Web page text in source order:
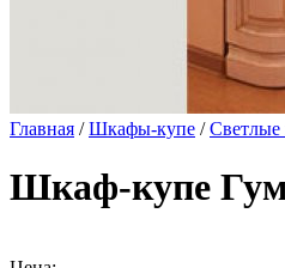
Главная /Шкафы-купе /
Шкаф-купе